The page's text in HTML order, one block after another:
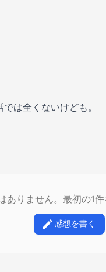
は全くないけども。
ありません。最初の1件
感想を書く